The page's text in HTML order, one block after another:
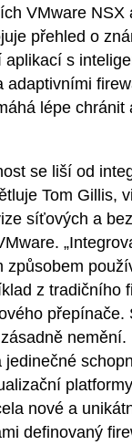
VMware NSX
přehled o
s
adaptivními
lépe chránit
se liší od
Tom Gillis,
síťových a
způsobem
z tradičního
přepínače.
nemění.
nové a
definovaný